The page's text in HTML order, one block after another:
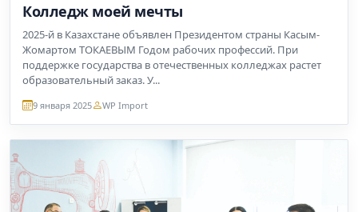
Колледж моей мечты
2025-й в Казахстане объявлен Президентом страны Касым-
Жомартом ТОКАЕВЫМ Годом рабочих профессий. При
поддержке государства в отечественных колледжах растет
образовательный заказ. У...
9 января 2025 WP Import